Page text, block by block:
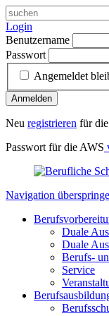
Login
Benutzername
Passwort
Angemeldet
Anmelden
Neu registrieren für
Passwort für die AWS
Navigation
Duale
Duale
Berufs-
Service